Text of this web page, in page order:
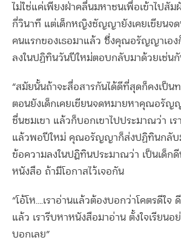
ไม่ใช่แค่เพียงฝ่าคลื่นมหาชนเพื่อเข้าไปสั
กี่วินาที แต่เด็กหญิงชัญญายังเคยเขียนจ
คนแรกของเธอมาแล้ว ซึ่งคุณอรัญญาเอง
ลงในปฏิทินวันปีใหม่ตอบกลับมาด้วยเช่น
“สมัยนั้นถ้าจะสื่อสารกันได้ดีที่สุดก็คงเป็นท
ตอนยังเด็กเคยเขียนจดหมายหาคุณอรัญ
ชื่นชมเขา แล้วก็บอกเขาไปประมาณว่า เ
แล้วพอปีใหม่ คุณอรัญญาก็ส่งปฏิทินกลับ
ข้อความลงในปฎิทินประมาณว่า เป็นเด็กดี
หนังสือ ถ้ามีโอกาสไว้เจอกัน
“โอ้โห….เราอ่านแล้วต้องบอกว่าโคตรดีใจ
แล้ว เรารีบหาหนังสือมาอ่าน ตั้งใจเรียน
บอกเลย”